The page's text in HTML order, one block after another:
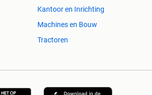
Kantoor en Inrichting
Machines en Bouw
Tractoren